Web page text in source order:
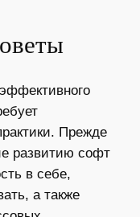
Прежде
развитию софт
в себе,
а также